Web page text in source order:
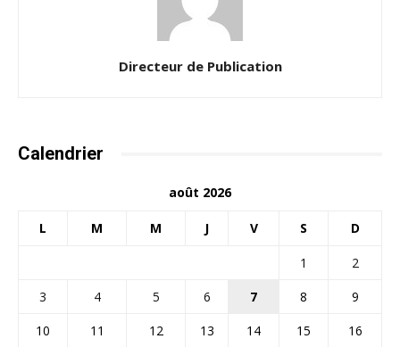
Directeur de Publication
Calendrier
août 2026
L M M J V S D
1
2
3
4 5 6 7 8
9
10
11 12 13 14 15
16